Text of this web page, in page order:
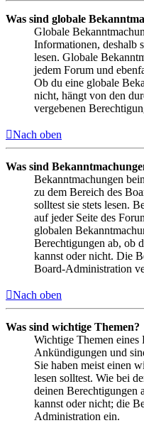
Was sind globale
Globale
Informationen, deshalb
lesen. Globale
jedem Forum und
Ob du eine globale
nicht, hängt von den
vergebenen
Nach oben
Was sind
Bekanntmachungen
zu dem Bereich des
solltest sie stets lesen.
auf jeder Seite des
globalen
Berechtigungen ab, ob
kannst oder nicht. Die
Board-Administration
Nach oben
Was sind wichtige Themen?
Wichtige Themen eines
Ankündigungen und
Sie haben meist einen
lesen solltest. Wie bei
deinen Berechtigungen
kannst oder nicht; die
Administration ein.